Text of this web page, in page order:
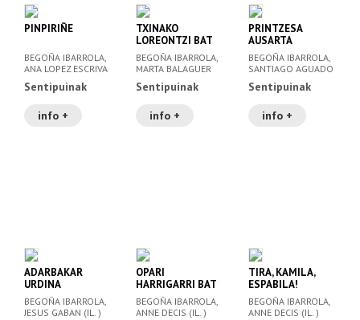
PINPIRIÑE
BEGOÑA IBARROLA,
ANA LOPEZ ESCRIVA
(IL. )
Sentipuinak
info +
TXINAKO
LOREONTZI BAT
BEGOÑA IBARROLA,
MARTA BALAGUER
(IL. )
Sentipuinak
info +
PRINTZESA
AUSARTA
BEGOÑA IBARROLA,
SANTIAGO AGUADO
(IL. )
Sentipuinak
info +
ADARBAKAR
URDINA
BEGOÑA IBARROLA,
JESUS GABAN (IL. )
OPARI
HARRIGARRI BAT
BEGOÑA IBARROLA,
ANNE DECIS (IL. )
TIRA, KAMILA,
ESPABILA!
BEGOÑA IBARROLA,
ANNE DECIS (IL. )